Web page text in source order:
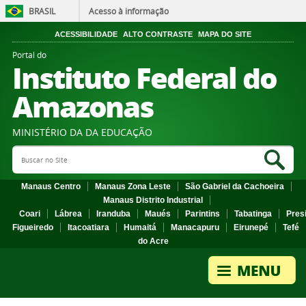
BRASIL Acesso à informação
ACESSIBILIDADE ALTO CONTRASTE MAPA DO SITE
Portal do
Instituto Federal do
Amazonas
MINISTÉRIO DA DA EDUCAÇÃO
Search Site
Manaus Centro Manaus Zona Leste
São Gabriel da Cachoeira
Manaus Distrito Industrial
Coari
Lábrea Iranduba Maués Parintins Tabatinga
Figueiredo
Itacoatiara Humaitá Manacapuru Eirunepé
Tefé
do Acre